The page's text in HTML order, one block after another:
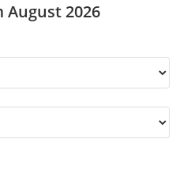
2026